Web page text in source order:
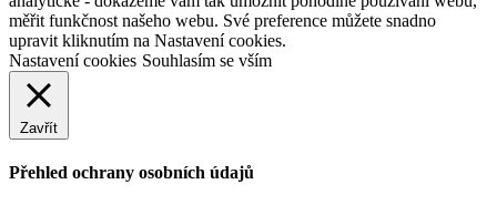
měřit funkčnost našeho webu. Své preference můžete snadno
upravit kliknutím na Nastavení cookies.
Nastavení cookies Souhlasím se vším
Zavřít
Přehled ochrany osobních údajů